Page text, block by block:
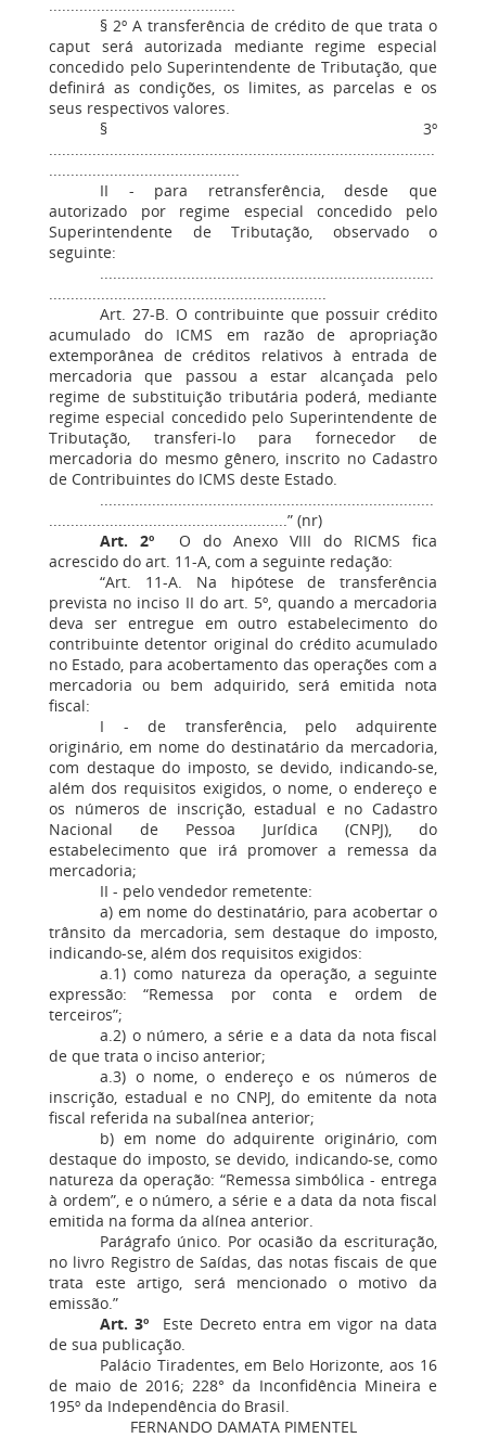
...........................................
§ 2º A transferência de crédito de que trata o
caput será autorizada mediante regime especial
concedido pelo Superintendente de Tributação, que
definirá as condições, os limites, as parcelas e os
seus respectivos valores.
§ 3º
.........................................................................................
............................................
II - para retransferência, desde que
autorizado por regime especial concedido pelo
Superintendente de Tributação, observado o
seguinte:
.............................................................................
................................................................
Art. 27-B. O contribuinte que possuir crédito
acumulado do ICMS em razão de apropriação
extemporânea de créditos relativos à entrada de
mercadoria que passou a estar alcançada pelo
regime de substituição tributária poderá, mediante
regime especial concedido pelo Superintendente de
Tributação, transferi-lo para fornecedor de
mercadoria do mesmo gênero, inscrito no Cadastro
de Contribuintes do ICMS deste Estado.
.............................................................................
.......................................................” (nr)
Art. 2º O do Anexo VIII do RICMS fica
acrescido do art. 11-A, com a seguinte redação:
“Art. 11-A. Na hipótese de transferência
prevista no inciso II do art. 5º, quando a mercadoria
deva ser entregue em outro estabelecimento do
contribuinte detentor original do crédito acumulado
no Estado, para acobertamento das operações com a
mercadoria ou bem adquirido, será emitida nota
fiscal:
I - de transferência, pelo adquirente
originário, em nome do destinatário da mercadoria,
com destaque do imposto, se devido, indicando-se,
além dos requisitos exigidos, o nome, o endereço e
os números de inscrição, estadual e no Cadastro
Nacional de Pessoa Jurídica (CNPJ), do
estabelecimento que irá promover a remessa da
mercadoria;
II - pelo vendedor remetente:
a) em nome do destinatário, para acobertar o
trânsito da mercadoria, sem destaque do imposto,
indicando-se, além dos requisitos exigidos:
a.1) como natureza da operação, a seguinte
expressão: “Remessa por conta e ordem de
terceiros”;
a.2) o número, a série e a data da nota fiscal
de que trata o inciso anterior;
a.3) o nome, o endereço e os números de
inscrição, estadual e no CNPJ, do emitente da nota
fiscal referida na subalínea anterior;
b) em nome do adquirente originário, com
destaque do imposto, se devido, indicando-se, como
natureza da operação: “Remessa simbólica - entrega
à ordem”, e o número, a série e a data da nota fiscal
emitida na forma da alínea anterior.
Parágrafo único. Por ocasião da escrituração,
no livro Registro de Saídas, das notas fiscais de que
trata este artigo, será mencionado o motivo da
emissão.”
Art. 3º Este Decreto entra em vigor na data
de sua publicação.
Palácio Tiradentes, em Belo Horizonte, aos 16
de maio de 2016; 228° da Inconfidência Mineira e
195º da Independência do Brasil.
FERNANDO DAMATA PIMENTEL